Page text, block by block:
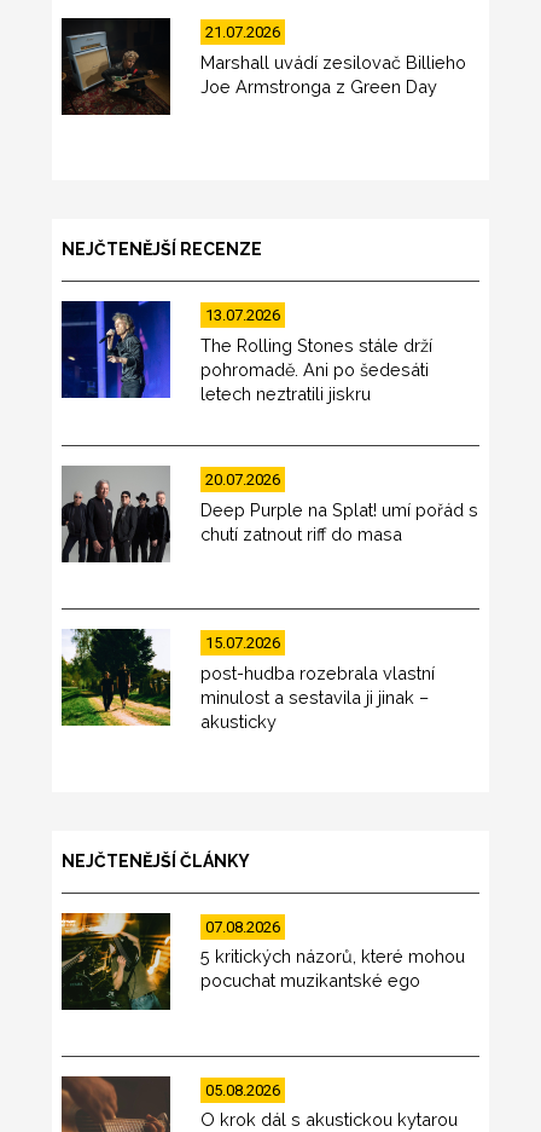
21.07.2026
Marshall uvádí zesilovač Billieho
Joe Armstronga z Green Day
NEJČTENĚJŠÍ RECENZE
13.07.2026
The Rolling Stones stále drží
pohromadě. Ani po šedesáti
letech neztratili jiskru
20.07.2026
Deep Purple na Splat! umí pořád s
chutí zatnout riff do masa
15.07.2026
post-hudba rozebrala vlastní
minulost a sestavila ji jinak –
akusticky
NEJČTENĚJŠÍ ČLÁNKY
07.08.2026
5 kritických názorů, které mohou
pocuchat muzikantské ego
05.08.2026
O krok dál s akustickou kytarou